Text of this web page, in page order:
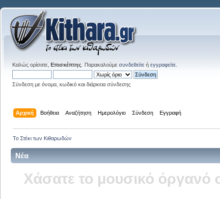
Καλώς ορίσατε, Επισκέπτης . Παρακαλούμε συνδεθείτε ή εγγραφείτε
Σύνδεση με όνομα, κωδικό και διάρκεια σύνδεσης
Αρχική Βοήθεια Αναζήτηση Ημερολόγιο Σύνδεση Εγγραφή
Το Στέκι των Κιθαρωδών
Νέα
Δείτε την σελίδα του